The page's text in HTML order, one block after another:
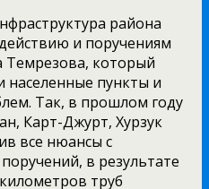
района
и поручениям
Темрезова, который
населенные пункты и
Так, в прошлом году
Карт-Джурт, Хурзук
все нюансы с
в результате
труб